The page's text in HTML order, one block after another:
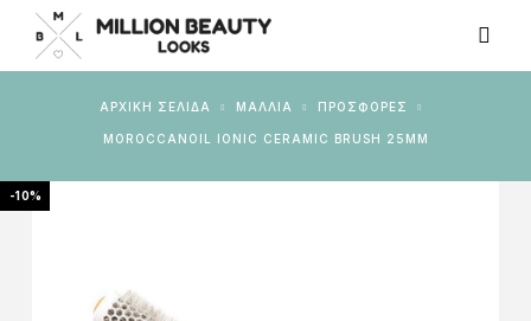
ΑΡΧΙΚΉ ΣΕΛΊΔΑ ΜΑΛΛΙΑ ΠΡΟΣΦΟΡΈΣ
MOROCCANOIL IONIC CERAMIC BRUSH 25MM
-10%